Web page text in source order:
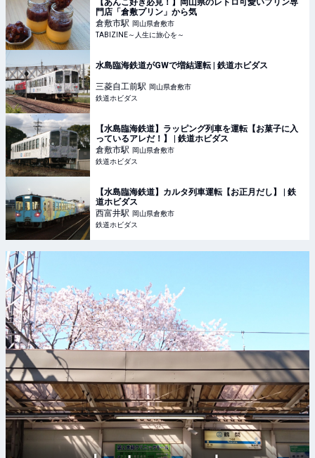
【あんこ好き必見！】岡山県のレトロ可愛いプリン専
門店「倉敷プリン」から気
倉敷市駅 岡山県倉敷市
TABIZINE～人生に旅心を～
水島臨海鉄道がGWで増結運転 | 鉄道ホビダス
三菱自工前駅 岡山県倉敷市
鉄道ホビダス
【水島臨海鉄道】ラッピング列車を運転【お菓子に入
っているアレだ！】 | 鉄道ホビダス
倉敷市駅 岡山県倉敷市
鉄道ホビダス
【水島臨海鉄道】カルタ列車運転【お正月だし】 | 鉄
道ホビダス
西富井駅 岡山県倉敷市
鉄道ホビダス